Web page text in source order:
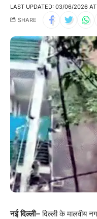
LAST UPDATED: 03/06/2026
SHARE
नई दिल्ली– दिल्ली के मालवीय